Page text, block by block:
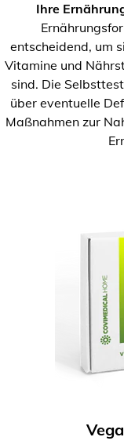
Ihre
entscheidend, um
Vitamine und
sind. Die
über eventuelle
Maßnahmen zur